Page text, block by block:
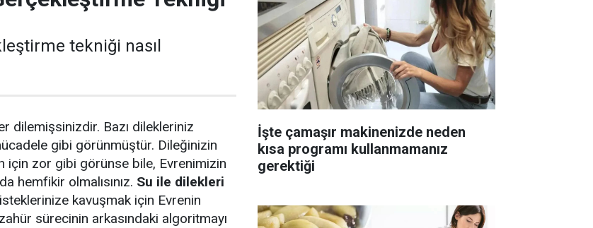
tekniği nasıl
dilemişsinizdir. Bazı dilekleriniz
gibi görünmüştür. Dileğinizin
için zor gibi görünse bile, Evrenimizin
hemfikir olmalısınız. Su ile dilekleri
kavuşmak için Evrenin
sürecinin arkasındaki algoritmayı
İşte çamaşır makinenizde neden
kısa programı kullanmamanız
gerektiği